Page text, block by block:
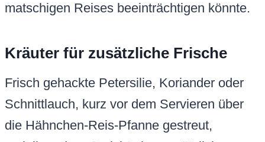
matschigen Reises beeinträchtigen könnte.
Kräuter für zusätzliche Frische
Frisch gehackte Petersilie, Koriander oder
Schnittlauch, kurz vor dem Servieren über
die Hähnchen-Reis-Pfanne gestreut,